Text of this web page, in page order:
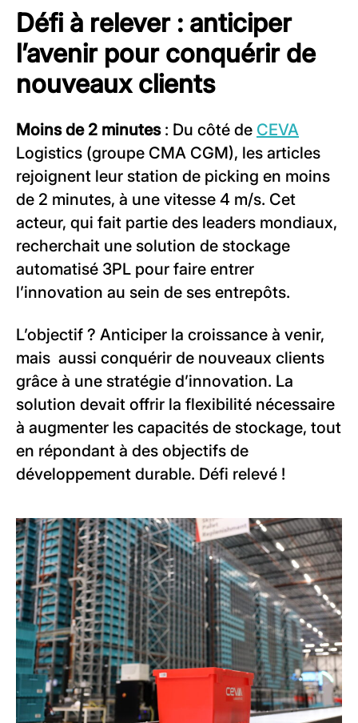
Défi à relever : anticiper
l’avenir pour conquérir de
nouveaux clients
Moins de 2 minutes: Du côté de CEVA
Logistics (groupe CMA CGM), les articles
rejoignent leur station de picking en moins
de 2 minutes, à une vitesse 4 m/s. Cet
acteur, qui fait partie des leaders mondiaux,
recherchait une solution de stockage
automatisé 3PL pour faire entrer
l’innovation au sein de ses entrepôts.
L’objectif ? Anticiper la croissance à venir,
mais aussi conquérir de nouveaux clients
grâce à une stratégie d’innovation. La
solution devait offrir la flexibilité nécessaire
à augmenter les capacités de stockage, tout
en répondant à des objectifs de
développement durable. Défi relevé !